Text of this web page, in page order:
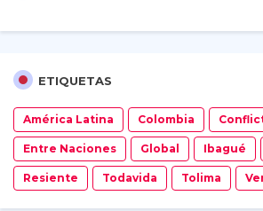
ETIQUETAS
América Latina Colombia
Entre Naciones Global Ibagué
Resiente Todavida Tolima